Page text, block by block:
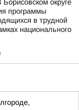
округе
программы
в трудной
национального